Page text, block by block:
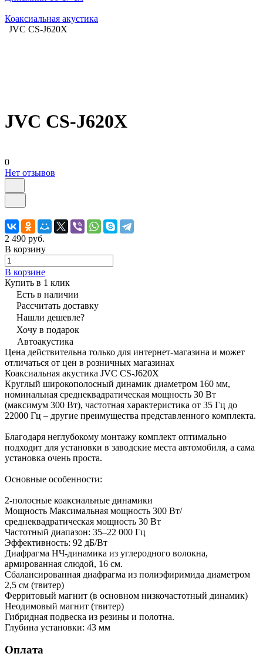
Коаксиальная акустика
JVC CS-J620X
JVC CS-J620X
0
Нет отзывов
2 490 руб.
В корзину
В корзине
Купить в 1 клик
Есть в наличии
Рассчитать доставку
Нашли дешевле?
Хочу в подарок
Автоакустика
Цена действительна только для интернет-магазина и может
отличаться от цен в розничных магазинах
Коаксиальная акустика JVC CS-J620X
Круглый широкополосный динамик диаметром 160 мм,
номинальная среднеквадратическая мощность 30 Вт
(максимум 300 Вт), частотная характеристика от 35 Гц до
22000 Гц – другие преимущества представленного комплекта.
Благодаря неглубокому монтажу комплект оптимально
подходит для установки в заводские места автомобиля, а сама
установка очень проста.
Основные особенности:
2-полосные коаксиальные динамики
Мощность Максимальная мощность 300 Вт/
среднеквадратическая мощность 30 Вт
Частотный диапазон: 35–22 000 Гц
Эффективность: 92 дБ/Вт
Диафрагма НЧ-динамика из углеродного волокна,
армированная слюдой, 16 см.
Сбалансированная диафрагма из полиэфиримида диаметром
2,5 см (твитер)
Ферритовый магнит (в основном низкочастотный динамик)
Неодимовый магнит (твитер)
Гибридная подвеска из резины и полотна.
Глубина установки: 43 мм
Оплата